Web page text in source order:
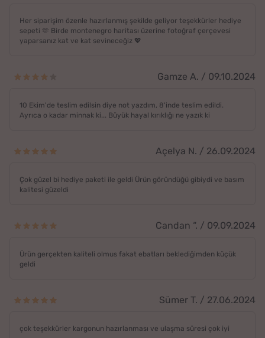
Her siparişim özenle hazırlanmış şekilde geliyor teşekkürler hediye
sepeti 🫶 Birde montenegro haritası üzerine fotoğraf çerçevesi
yaparsanız kat ve kat sevineceğiz 💖
Gamze A. / 09.10.2024
10 Ekim'de teslim edilsin diye not yazdım, 8'inde teslim edildi.
Ayrıca o kadar minnak ki... Büyük hayal kırıklığı ne yazık ki
Açelya N. / 26.09.2024
Çok güzel bi hediye paketi ile geldi Ürün göründüğü gibiydi ve basım
kalitesi güzeldi
Candan “. / 09.09.2024
Ürün gerçekten kaliteli olmus fakat ebatları beklediğimden küçük
geldi
Sümer T. / 27.06.2024
çok teşekkürler kargonun hazırlanması ve ulaşma süresi çok iyi